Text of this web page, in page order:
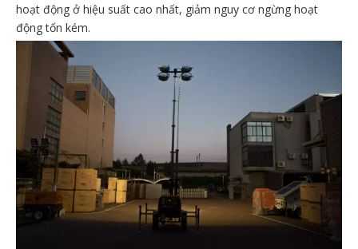
hoạt động ở hiệu suất cao nhất, giảm nguy cơ ngừng hoạt
động tốn kém.